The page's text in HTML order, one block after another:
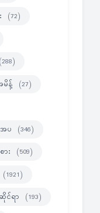
(72)
(288)
န့် (27)
ပ (346)
း (509)
(1921)
င်ရာ (193)